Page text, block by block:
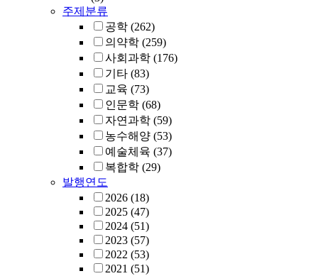
주제분류
공학 (262)
의약학 (259)
사회과학 (176)
기타 (83)
교육 (73)
인문학 (68)
자연과학 (59)
농수해양 (53)
예술체육 (37)
복합학 (29)
발행연도
2026 (18)
2025 (47)
2024 (51)
2023 (57)
2022 (53)
2021 (51)